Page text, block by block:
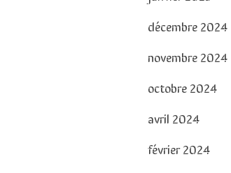
décembre 2024
novembre 2024
octobre 2024
avril 2024
février 2024